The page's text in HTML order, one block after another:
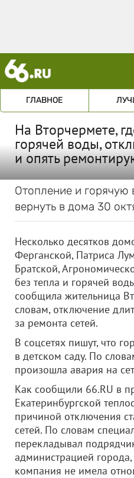
ГЛАВНОЕ
На Вторчермете,
горячей воды,
и опять
Отопление и
вернуть в дома 30
Несколько десятков
Ферганской, Патриса
Братской,
без тепла и горячей
сообщила жительница
словам, отключение
за ремонта сетей.
В соцсетях пишут, что
в детском саду. По
произошла авария на
Как сообщили 66.RU в
Екатеринбургской
причиной отключения
сетей. По словам
перекладывал
администрацией
компания не имела